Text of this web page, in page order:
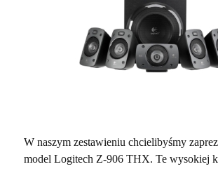
W naszym zestawieniu chcielibyśmy
model Logitech Z-906 THX. Te wysokiej